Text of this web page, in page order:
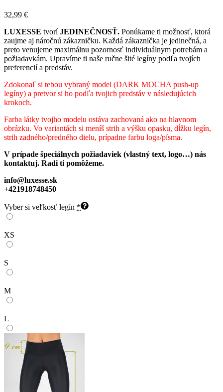
32,99 €
LUXESSE tvoríJEDINEČNOSŤ. Ponúkame ti možnosť, ktorá
zaujme aj náročnú zákazničku. Každá zákaznička je jedinečná, a
preto venujeme maximálnu pozornosť individuálnym potrebám a
požiadavkám. Upravíme ti naše ručne šité legíny podľa tvojích
preferencií a predstáv.
Zdokonaľ si tebou vybraný model (DARK MOCHA push-up
legíny) a pretvor si ho podľa tvojich predstáv v následujúcich
krokoch.
Farba látky tvojho modelu ostáva zachovaná ako na hlavnom
obrázku. Vo variantách si meníš strih a výšku opasku, dĺžku legín,
strih zadného/predného dielu, prípadne farbu loga/písma.
V prípade špeciálnych požiadaviek (vlastný text, logo…) nás
kontaktuj. Radi ti pomôžeme.
info@luxesse.sk
+421918748450
Vyber si veľkosť legín *
XS
S
M
L